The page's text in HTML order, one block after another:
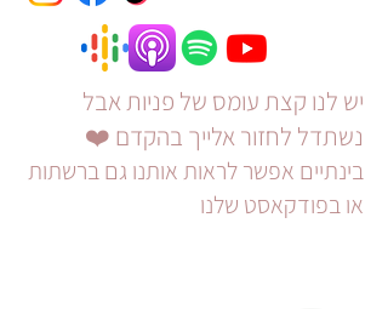
יש לנו קצת עומס של פניות אבל
נשתדל לחזור אלייך בהקדם ❤️
בינתיים אפשר לראות אותנו גם ברשתות
או בפודקאסט שלנו